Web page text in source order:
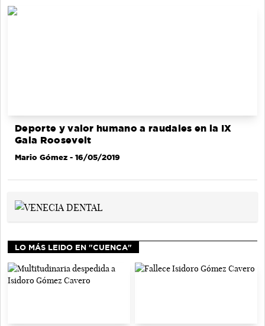
Deporte y valor humano a raudales en la IX
Gala Roosevelt
Mario Gómez - 16/05/2019
LO MÁS LEIDO EN "CUENCA"